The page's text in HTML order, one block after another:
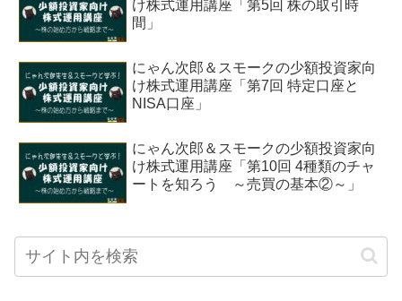
け株式運用講座「第5回 株の取引時
間」
にゃん次郎＆スモークの少額投資家向
け株式運用講座「第7回 特定口座と
NISA口座」
にゃん次郎＆スモークの少額投資家向
け株式運用講座「第10回 4種類のチャ
ートを知ろう ～売買の基本②～」